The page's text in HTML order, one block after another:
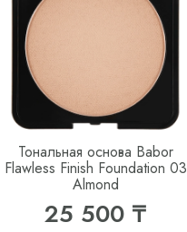
Тональная основа Babor
Flawless Finish Foundation 03
Almond
25 500 ₸